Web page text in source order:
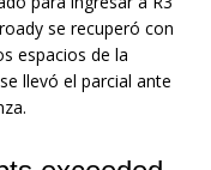
se recuperó con
espacios de la
llevó el parcial ante